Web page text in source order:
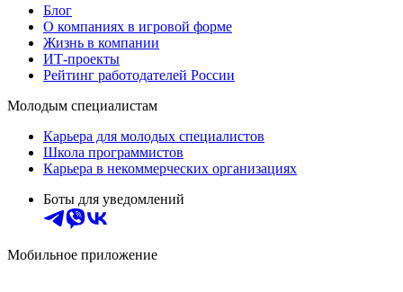
Блог
О компаниях в игровой форме
Жизнь в компании
ИТ-проекты
Рейтинг работодателей России
Молодым специалистам
Карьера для молодых специалистов
Школа программистов
Карьера в некоммерческих организациях
Боты для уведомлений
Мобильное приложение